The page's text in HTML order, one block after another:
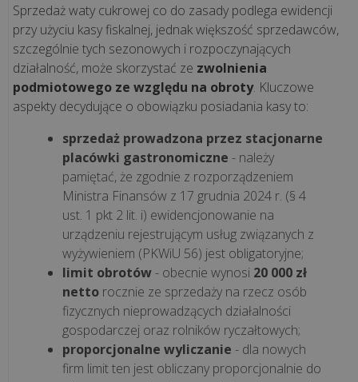
CASE
STUDY
Kawa
podawana
technologia
odporna
Niezawodna
infrastruktura
Sprzedaż waty cukrowej co do zasady podlega ewidencji
przy użyciu kasy fiskalnej, jednak większość sprzedawców,
szczególnie tych sezonowych i rozpoczynających
działalność, może skorzystać ze zwolnienia
podmiotowego ze względu na obroty. Kluczowe
aspekty decydujące o obowiązku posiadania kasy to:
sprzedaż prowadzona przez stacjonarne
placówki gastronomiczne - należy
pamiętać, że zgodnie z rozporządzeniem
Ministra Finansów z 17 grudnia 2024 r. (§ 4
ust. 1 pkt 2 lit. i) ewidencjonowanie na
urządzeniu rejestrującym usług związanych z
wyżywieniem (PKWiU 56) jest obligatoryjne;
limit obrotów- obecnie wynosi 20 000 zł
nettorocznie ze sprzedaży na rzecz osób
fizycznych nieprowadzących działalności
gospodarczej oraz rolników ryczałtowych;
proporcjonalne wyliczanie - dla nowych
firm limit ten jest obliczany proporcjonalnie do